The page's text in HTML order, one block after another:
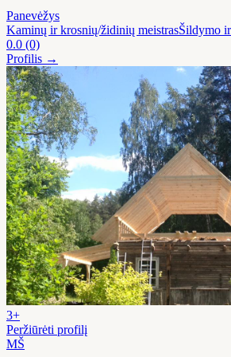
Panevėžys
Kaminų ir krosnių/židinių meistrasŠildymo
0.0 (0)
Profilis →
3+
Peržiūrėti profilį
MŠ